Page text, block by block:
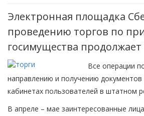
Электронная площадка
проведению торгов по
госимущества продолжает
Все операции
направлению и получению
кабинетах пользователей в штатном
В апреле – мае заинтересованные